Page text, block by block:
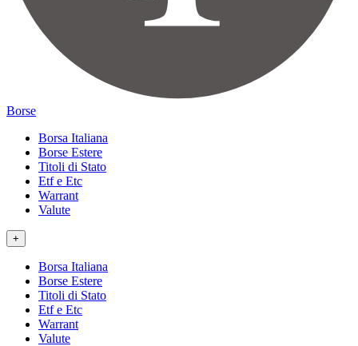
Borse
Borsa Italiana
Borse Estere
Titoli di Stato
Etf e Etc
Warrant
Valute
+
Borsa Italiana
Borse Estere
Titoli di Stato
Etf e Etc
Warrant
Valute